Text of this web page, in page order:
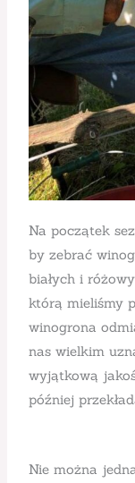
Na początek
by zebrać
białych i
którą mieliśmy
winogrona
nas wielkim
wyjątkową
później
Nie można